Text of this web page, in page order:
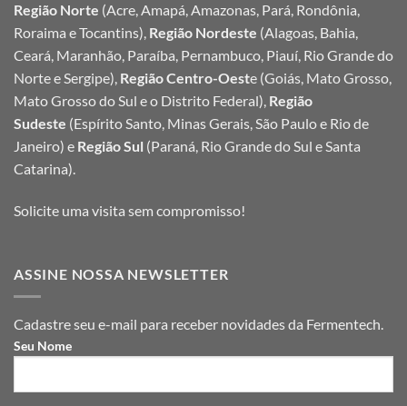
Região Norte (Acre, Amapá, Amazonas, Pará, Rondônia,
Roraima e Tocantins), Região Nordeste (Alagoas, Bahia,
Ceará, Maranhão, Paraíba, Pernambuco, Piauí, Rio Grande do
Norte e Sergipe), Região Centro-Oeste (Goiás, Mato Grosso,
Mato Grosso do Sul e o Distrito Federal), Região
Sudeste (Espírito Santo, Minas Gerais, São Paulo e Rio de
Janeiro) e Região Sul (Paraná, Rio Grande do Sul e Santa
Catarina).
Solicite uma visita sem compromisso!
ASSINE NOSSA NEWSLETTER
Cadastre seu e-mail para receber novidades da Fermentech.
Seu Nome